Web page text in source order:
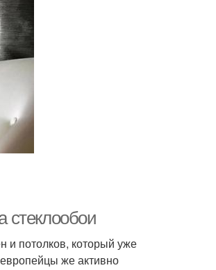
стеклообои
и потолков, который уже
же активно